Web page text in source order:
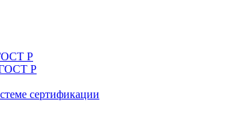
Р
ГОСТ Р
сертификации